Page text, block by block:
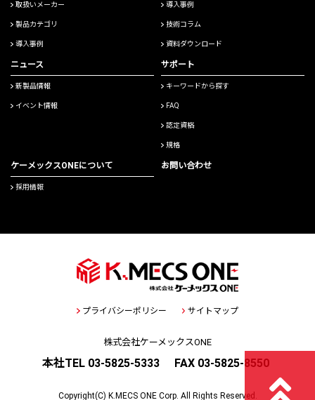
取扱いメーカー
製品カテゴリ
導入事例
導入事例
技術コラム
資料ダウンロード
ニュース
新製品情報
イベント情報
サポート
キーワードから探す
FAQ
認定資格
規格
ケーメックスONEについて
採用情報
お問い合わせ
プライバシーポリシー サイトマップ
株式会社ケーメックスONE
本社TEL 03-5825-5333 FAX 03-5825-8550
Copyright(C) K.MECS ONE Corp. All Rights Reserved.